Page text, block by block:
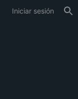
Iniciar sesión